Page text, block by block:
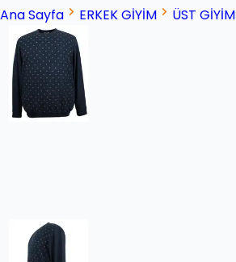
Ana Sayfa ERKEK GİYİM ÜST GİYİM